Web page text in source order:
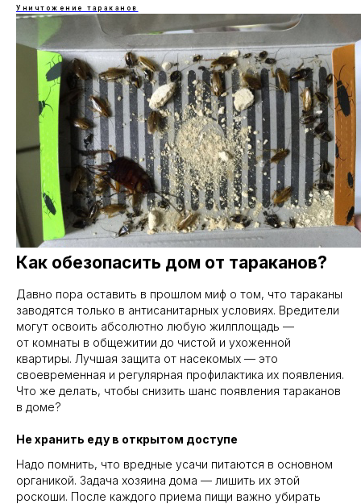
Уничтожение тараканов
Как обезопасить дом от тараканов?
Давно пора оставить в прошлом миф о том, что тараканы
заводятся только в антисанитарных условиях. Вредители
могут освоить абсолютно любую жилплощадь —
от комнаты в общежитии до чистой и ухоженной
квартиры. Лучшая защита от насекомых — это
своевременная и регулярная профилактика их появления.
Что же делать, чтобы снизить шанс появления тараканов
в доме?
Не хранить еду в открытом доступе
Надо помнить, что вредные усачи питаются в основном
органикой. Задача хозяина дома — лишить их этой
роскоши. После каждого приема пищи важно убирать